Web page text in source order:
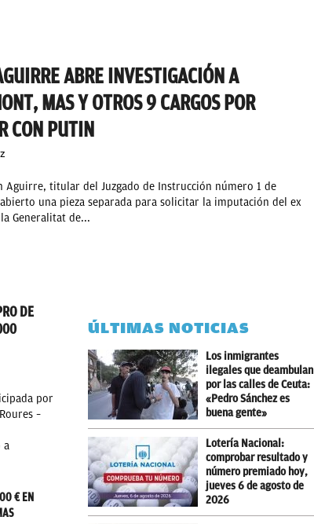
ABRE INVESTIGACIÓN A
MAS Y OTROS 9 CARGOS POR
CON PUTIN
Aguirre, titular del Juzgado de Instrucción número 1 de
una pieza separada para solicitar la imputación del ex
Generalitat de...
DE
por
–
a
€ EN
ÚLTIMAS NOTICIAS
Los inmigrantes
ilegales que deambulan
por las calles de Ceuta:
«Pedro Sánchez es
buena gente»
Lotería Nacional:
comprobar resultado y
número premiado hoy,
jueves 6 de agosto de
2026